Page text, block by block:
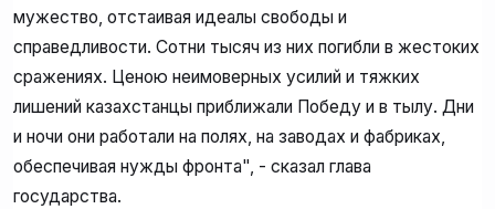
мужество, отстаивая идеалы свободы и
справедливости. Сотни тысяч из них погибли в жестоких
сражениях. Ценою неимоверных усилий и тяжких
лишений казахстанцы приближали Победу и в тылу. Дни
и ночи они работали на полях, на заводах и фабриках,
обеспечивая нужды фронта", - сказал глава
государства.